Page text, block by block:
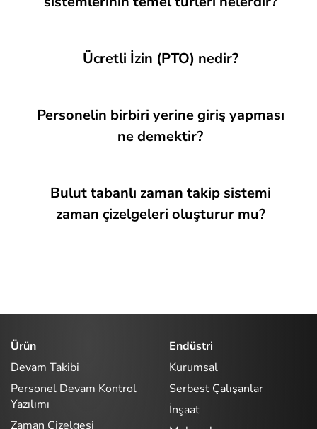
Ücretli İzin (PTO) nedir?
Personelin birbiri yerine giriş yapması
ne demektir?
Bulut tabanlı zaman takip sistemi
zaman çizelgeleri oluşturur mu?
Ürün
Devam Takibi
Personel Devam Kontrol
Yazılımı
Zaman Çizelgesi
Endüstri
Kurumsal
Serbest Çalışanlar
İnşaat